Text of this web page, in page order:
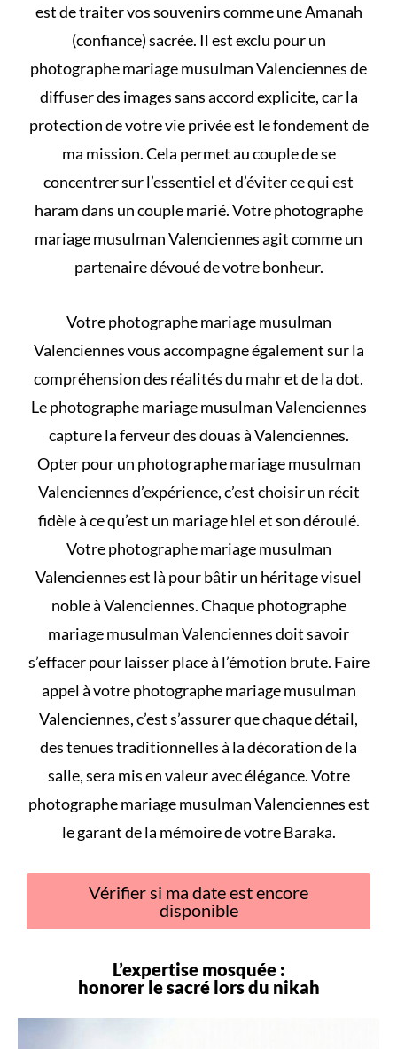
est de traiter vos souvenirs comme une Amanah
(confiance) sacrée. Il est exclu pour un
photographe mariage musulman Valenciennes de
diffuser des images sans accord explicite, car la
protection de votre vie privée est le fondement de
ma mission. Cela permet au couple de se
concentrer sur l’essentiel et d’éviterce qui est
haram dans un couple marié. Votre photographe
mariage musulman Valenciennes agit comme un
partenaire dévoué de votre bonheur.
Votre photographe mariage musulman
Valenciennes vous accompagne également sur la
compréhension des réalités du mahr et de la dot.
Le photographe mariage musulman Valenciennes
capture la ferveur des douas à Valenciennes.
Opter pour un photographe mariage musulman
Valenciennes d’expérience, c’est choisir un récit
fidèle àce qu’est un mariage hlel et son déroulé.
Votre photographe mariage musulman
Valenciennes est là pour bâtir un héritage visuel
noble à Valenciennes. Chaque photographe
mariage musulman Valenciennes doit savoir
s’effacer pour laisser place à l’émotion brute. Faire
appel à votre photographe mariage musulman
Valenciennes, c’est s’assurer que chaque détail,
des tenues traditionnelles à la décoration de la
salle, sera mis en valeur avec élégance. Votre
photographe mariage musulman Valenciennes est
le garant de la mémoire de votre Baraka.
Vérifier si ma date est encore
disponible
L’expertise mosquée :
honorer le sacré lors du nikah